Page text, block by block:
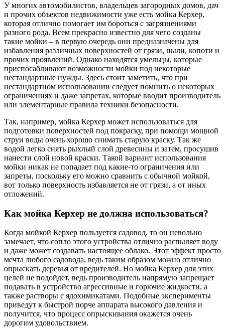
У многих автомобилистов, владельцев загородных домов, дач
и прочих объектов недвижимости уже есть мойка Керхер,
которая отлично помогает им бороться с загрязнениями
разного рода. Всем прекрасно известно для чего созданы
такие мойки – в первую очередь они предназначены для
избавления различных поверхностей от грязи, пыли, копоти и
прочих проявлений. Однако находятся умельцы, которые
приспосабливают возможности мойки под некоторые
нестандартные нужды. Здесь стоит заметить, что при
нестандартном использовании следует помнить о некоторых
ограничениях и даже запретах, которые вводит производитель
или элементарные правила техники безопасности.
Так, например, мойка Керхер может использоваться для
подготовки поверхностей под покраску, при помощи мощной
струи воды очень хорошо снимать старую краску. Так же
водой легко снять рыхлый слой древесины и затем, просушив
нанести слой новой краски. Такой вариант использования
мойки никак не попадает под какие-то ограничения или
запреты, поскольку его можно сравнить с обычной мойкой,
вот только поверхность избавляется не от грязи, а от иных
отложений.
Как мойка Керхер не должна использоваться?
Когда мойкой Керхер пользуется садовод, то он невольно
замечает, что сопло этого устройства отлично распыляет воду
и даже может создавать настоящее облако. Этот эффект просто
мечта любого садовода, ведь таким образом можно отлично
опрыскать деревья от вредителей. Но мойка Керхер для этих
целей не подойдет, ведь производитель напрямую запрещает
подавать в устройство агрессивные и горючие жидкости, а
также растворы с ядохимикатами. Подобные эксперименты
приведут к быстрой порче аппарата высокого давления и
получится, что процесс опрыскивания окажется очень
дорогим удовольствием.